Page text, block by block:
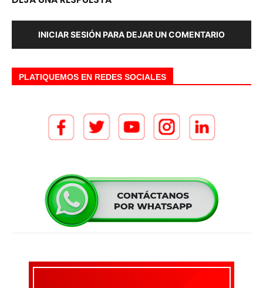
INICIAR SESIÓN PARA DEJAR UN COMENTARIO
PLATIQUEMOS EN REDES SOCIALES